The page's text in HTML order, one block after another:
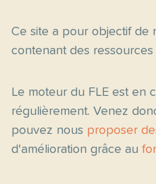
Ce site a pour objectif de
contenant des ressources
Le moteur du FLE est en
régulièrement. Venez
pouvez nous proposer
d'amélioration grâce au